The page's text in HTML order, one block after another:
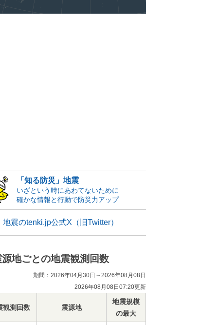
「知る防災」地震
いざという時にあわてないために
確かな情報と行動で防災力アップ
地震のtenki.jp公式X（旧Twitter）
源地ごとの地震観測回数
期間：2026年04月30日～2026年08月08日
2026年08月08日07:20更新
観測回数 震源地
地震規模
の最大